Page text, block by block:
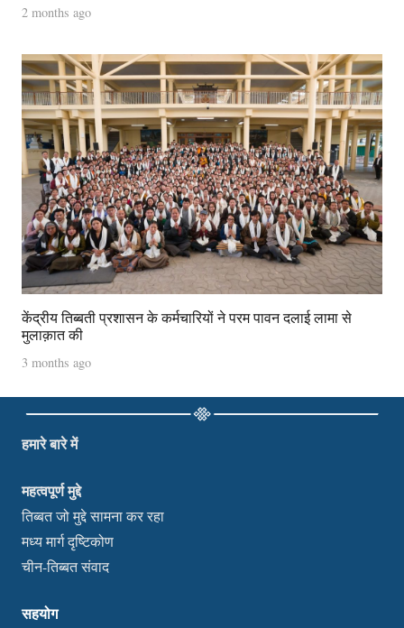
2 months ago
केंद्रीय तिब्बती प्रशासन के कर्मचारियों ने परम पावन दलाई लामा से
मुलाक़ात की
3 months ago
हमारे बारे में
महत्वपूर्ण मुद्दे
तिब्बत जो मुद्दे सामना कर रहा
मध्य मार्ग दृष्टिकोण
चीन-तिब्बत संवाद
सहयोग